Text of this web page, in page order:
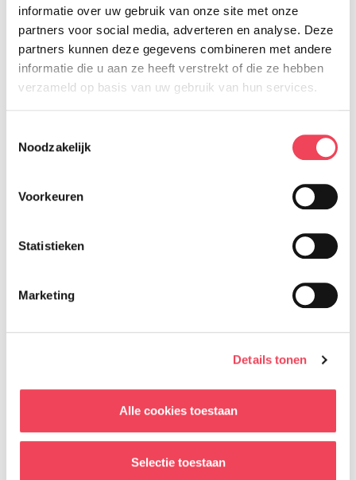
informatie over uw gebruik van onze site met onze
partners voor social media, adverteren en analyse. Deze
partners kunnen deze gegevens combineren met andere
informatie die u aan ze heeft verstrekt of die ze hebben
verzameld op basis van uw gebruik van hun services.
Noodzakelijk
Voorkeuren
Statistieken
Marketing
Details tonen
Alle cookies toestaan
Selectie toestaan
nog niet, terwijl zij hier wel veel baat
bij zouden kunnen hebben.
Om met een specifiek programma
van deze doelgroep is er eerst meer
meedoen? Neem dan contact op met
r.vanderlinden1@amsterdamumc.nl
Lees meer over het onderzoek naar
somberheid en angst
Terug naar overzicht
Delen op:
Facebook